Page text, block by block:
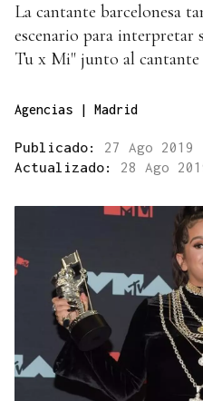
La cantante barcelonesa
escenario para interpretar
Tu x Mi" junto al
Agencias | Madrid
Publicado: 27 Ago
Actualizado: 28 Ago